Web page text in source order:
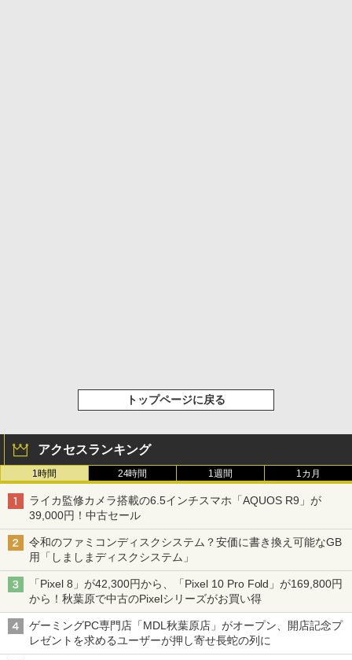
トップページに戻る
アクセスランキング
1時間 24時間 1週間 1カ月
ライカ監修カメラ搭載の6.5インチスマホ「AQUOS R9」が
39,000円！中古セール
令和のファミコンディスクシステム？安価に書き換え可能なGB
用「しましまディスクシステム」
「Pixel 8」が42,300円から、「Pixel 10 Pro Fold」が169,800円
から！秋葉原で中古のPixelシリーズがお買い得
ゲーミングPC専門店「MDL秋葉原店」がオープン、開店記念プ
レゼントを求めるユーザーが押し寄せ長蛇の列に